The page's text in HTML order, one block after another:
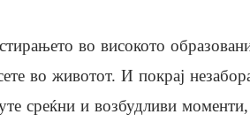
во високото
во животот. И покрај
среќни и возбудливи